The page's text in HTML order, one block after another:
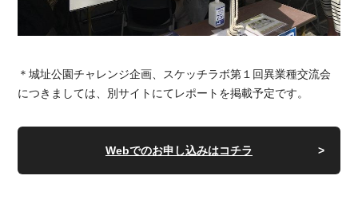
＊城址公園チャレンジ企画、スケッチラボ第１回異業種交流会
につきましては、別サイトにてレポートを掲載予定です。
Webでのお申し込みはコチラ